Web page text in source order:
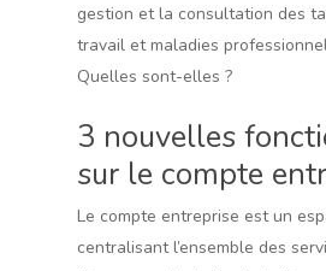
gestion et la consultation des
travail et maladies
Quelles sont-elles ?
3 nouvelles
sur le compte
Le compte entreprise est un
centralisant l’ensemble des